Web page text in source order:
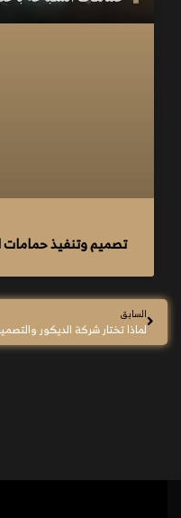
تصميم وتنفيذ حمامات
السابق